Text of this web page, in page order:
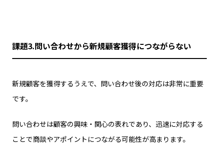
課題3.問い合わせから新規顧客獲得につながらない
新規顧客を獲得するうえで、問い合わせ後の対応は非常に重要
です。
問い合わせは顧客の興味・関心の表れであり、迅速に対応する
ことで商談やアポイントにつながる可能性が高まります。